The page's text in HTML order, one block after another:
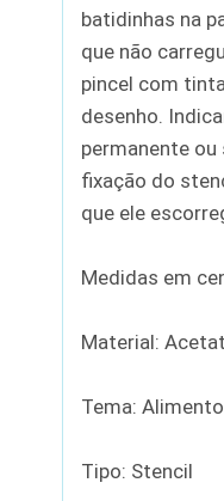
batidinhas na
que não
pincel com
desenho.
permanente
fixação do
que ele
Medidas em
Material:
Tema: Alimento
Tipo: Stencil